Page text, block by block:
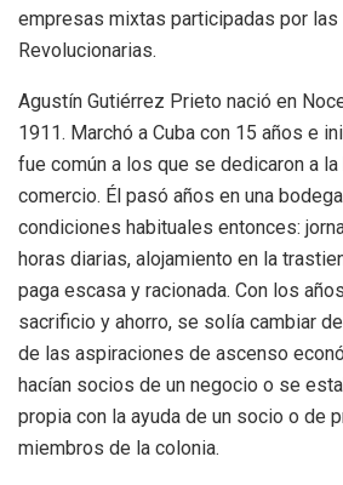
empresas mixtas participadas por las
Revolucionarias.
Agustín Gutiérrez Prieto nació en
1911. Marchó a Cuba con 15 años e
fue común a los que se dedicaron a
comercio. Él pasó años en una
condiciones habituales entonces:
horas diarias, alojamiento en la
paga escasa y racionada. Con los
sacrificio y ahorro, se solía cambiar
de las aspiraciones de ascenso
hacían socios de un negocio o se
propia con la ayuda de un socio o de
miembros de la colonia.